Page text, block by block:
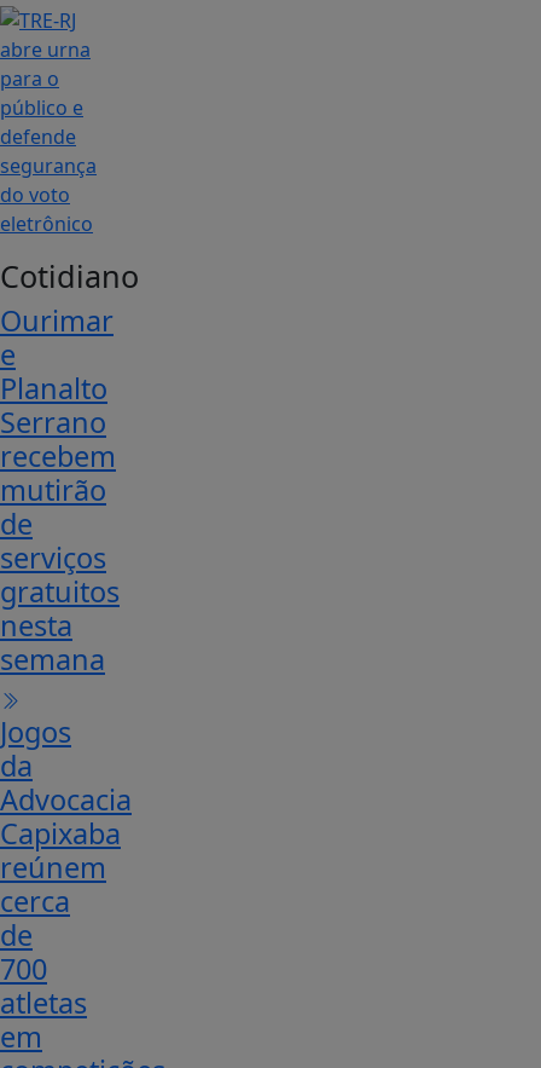
Cotidiano
Ourimar
e
Planalto
Serrano
recebem
mutirão
de
serviços
gratuitos
nesta
semana
Jogos
da
Advocacia
Capixaba
reúnem
cerca
de
700
atletas
em